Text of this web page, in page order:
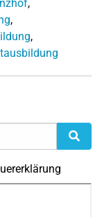
,
,
,